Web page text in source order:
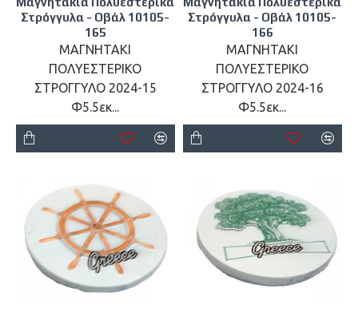
Στρόγγυλα - Οβάλ 10105-
165
ΜΑΓΝΗΤΑΚΙ
ΠΟΛΥΕΣΤΕΡΙΚΟ
ΣΤΡΟΓΓΥΛΟ 2024-15
Φ5.5εκ...
Στρόγγυλα - Οβάλ 10105-
166
ΜΑΓΝΗΤΑΚΙ
ΠΟΛΥΕΣΤΕΡΙΚΟ
ΣΤΡΟΓΓΥΛΟ 2024-16
Φ5.5εκ...